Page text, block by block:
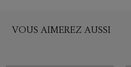
VOUS AIMEREZ AUSSI